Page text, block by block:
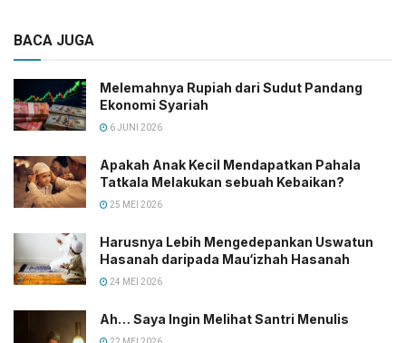
BACA JUGA
Melemahnya Rupiah dari Sudut Pandang
Ekonomi Syariah
6 JUNI 2026
Apakah Anak Kecil Mendapatkan Pahala
Tatkala Melakukan sebuah Kebaikan?
25 MEI 2026
Harusnya Lebih Mengedepankan Uswatun
Hasanah daripada Mau‘izhah Hasanah
24 MEI 2026
Ah… Saya Ingin Melihat Santri Menulis